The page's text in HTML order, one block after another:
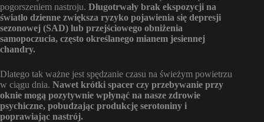
pogorszeniem nastroju. Długotrwały brak ekspozycji na
światło dzienne zwiększa ryzyko pojawienia się depresji
sezonowej (SAD) lub przejściowego obniżenia
samopoczucia, często określanego mianem jesiennej
chandry.
Dlatego tak ważne jest spędzanie czasu na świeżym powietrzu
w ciągu dnia. Nawet krótki spacer czy przebywanie przy
oknie mogą pozytywnie wpłynąć na nasze zdrowie
psychiczne, pobudzając produkcję serotoniny i
poprawiając nastrój.